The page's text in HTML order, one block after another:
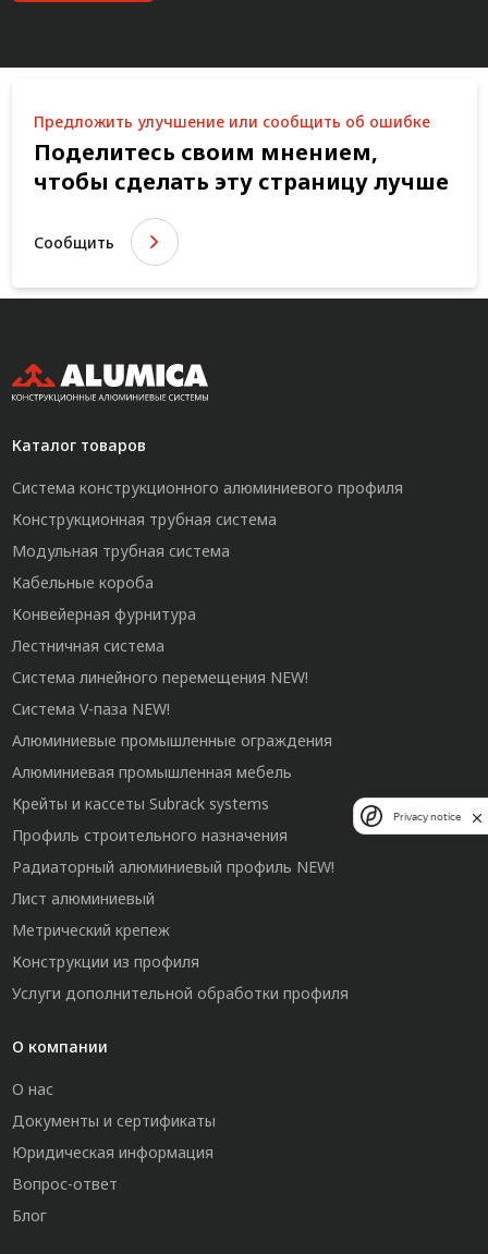
Предложить улучшение или сообщить об ошибке
Поделитесь своим мнением,
чтобы сделать эту страницу лучше
Сообщить
Каталог товаров
Система конструкционного алюминиевого профиля
Конструкционная трубная система
Модульная трубная система
Кабельные короба
Конвейерная фурнитура
Лестничная система
Система линейного перемещения NEW!
Система V-паза NEW!
Алюминиевые промышленные ограждения
Алюминиевая промышленная мебель
Крейты и кассеты Subrack systems
Профиль строительного назначения
Радиаторный алюминиевый профиль NEW!
Лист алюминиевый
Метрический крепеж
Конструкции из профиля
Услуги дополнительной обработки профиля
О компании
О нас
Документы и сертификаты
Юридическая информация
Вопрос-ответ
Блог
Privacy notice